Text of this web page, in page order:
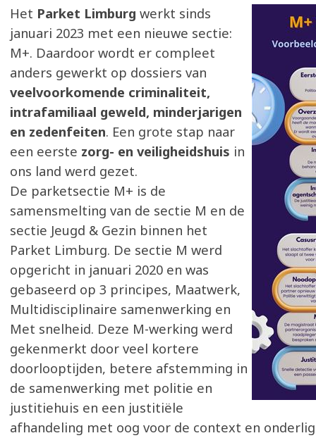
Het Parket Limburg werkt sinds
januari 2023 met een nieuwe sectie:
M+. Daardoor wordt er compleet
anders gewerkt op dossiers van
veelvoorkomende criminaliteit,
intrafamiliaal geweld, minderjarigen
en zedenfeiten. Een grote stap naar
een eerste zorg- en veiligheidshuis in
ons land werd gezet.
De parketsectie M+ is de
samensmelting van de sectie M en de
sectie Jeugd & Gezin binnen het
Parket Limburg. De sectie M werd
opgericht in januari 2020 en was
gebaseerd op 3 principes, Maatwerk,
Multidisciplinaire samenwerking en
Met snelheid. Deze M-werking werd
gekenmerkt door veel kortere
doorlooptijden, betere afstemming in
de samenwerking met politie en
justitiehuis en een justitiële
afhandeling met oog voor de context en